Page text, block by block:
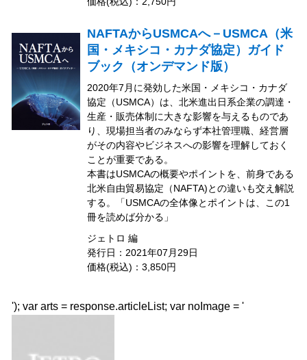
NAFTAからUSMCAへ－USMCA（米
国・メキシコ・カナダ協定）ガイド
ブック（オンデマンド版）
2020年7月に発効した米国・メキシコ・カナダ
協定（USMCA）は、北米進出日系企業の調達・
生産・販売体制に大きな影響を与えるものであ
り、現場担当者のみならず本社管理職、経営層
がその内容やビジネスへの影響を理解しておく
ことが重要である。
本書はUSMCAの概要やポイントを、前身である
北米自由貿易協定（NAFTA)との違いも交え解説
する。「USMCAの全体像とポイントは、この1
冊を読めば分かる」
ジェトロ 編
発行日：2021年07月29日
価格(税込)：3,850円
'); var arts = response.articleList; var noImage = '